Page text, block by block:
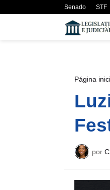
Senado STF
Página
por